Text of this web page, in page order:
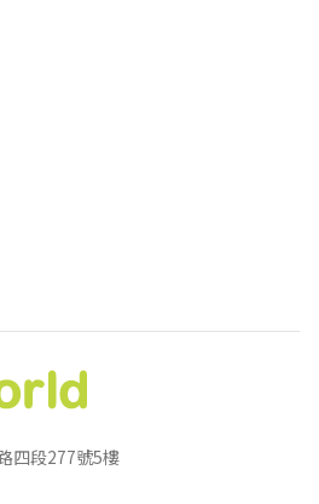
四段277號5樓